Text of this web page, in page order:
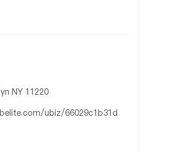
Brooklyn NY 11220
ubiz/66029c1b31d